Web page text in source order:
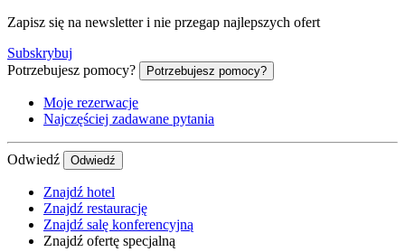
Zapisz się na newsletter i nie przegap najlepszych ofert
Subskrybuj
Potrzebujesz pomocy?
Potrzebujesz pomocy?
Moje rezerwacje
Najczęściej zadawane pytania
Odwiedź Odwiedź
Znajdź hotel
Znajdź restaurację
Znajdź salę konferencyjną
Znajdź ofertę specjalną